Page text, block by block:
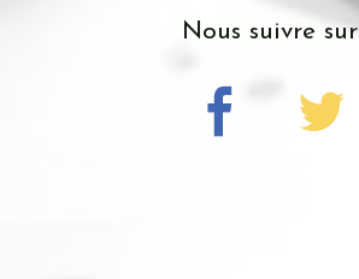
nous suivre sur